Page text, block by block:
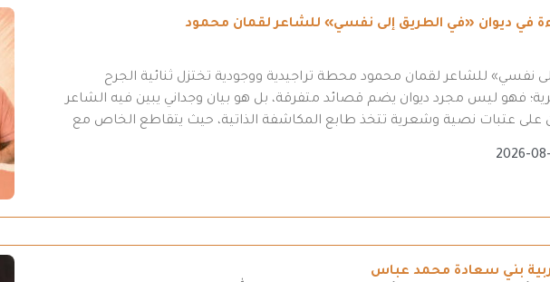
في ديوان «في الطريق إلى نفسي» للشاعر لقمان محمود
نفسي» للشاعر لقمان محمود محطة تراجيدية ووجودية تختزل ثنائية الجرح
فهو ليس مجرد ديوان يضم قصائد متفرقة، بل هو بيان وجداني يبين فيه الشاعر
على عتبات نصية وشعرية تتخذ طابع المكاشفة الذاتية، حيث يتقاطع الخاص مع
2026-
بني سعادة محمد عباس